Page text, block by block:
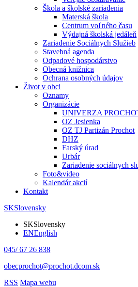
Škola a školské zariadenia
Materská škola
Centrum voľného času
Výdajná školská jedáleň
Zariadenie Sociálnych Služieb
Stavebná agenda
Odpadové hospodárstvo
Obecná knižnica
Ochrana osobných údajov
Život v obci
Oznamy
Organizácie
UNIVERZA
OZ Jesienka
OZ TJ Partizán Prochot
DHZ
Farský úrad
Urbár
Zariadenie sociálnych
Foto&video
Kalendár akcií
Kontakt
SKSlovensky
SKSlovensky
ENEnglish
045/ 67 26 838
obecprochot@prochot.dcom.sk
RSS Mapa webu